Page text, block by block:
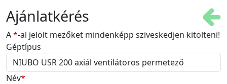
Ajánlatkérés
A*-al jelölt mezőket mindenképp sziveskedjen kitölteni!
Géptípus
Név*